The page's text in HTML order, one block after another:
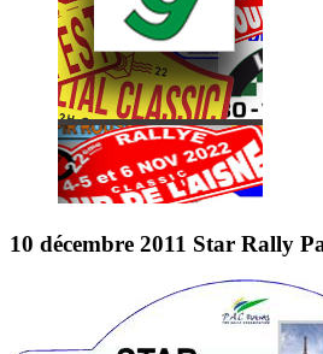
10 décembre 2011 Star Rally